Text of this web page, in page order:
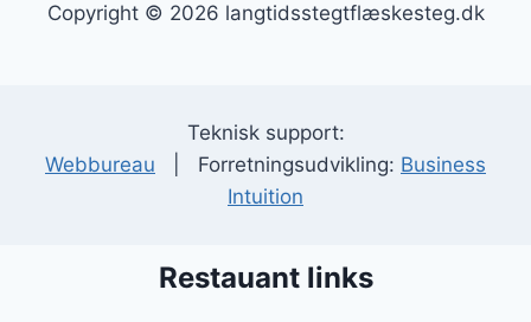
Copyright © 2026 langtidsstegtflæskesteg.dk
Teknisk support:
Webbureau | Forretningsudvikling: Business
Intuition
Restauant links